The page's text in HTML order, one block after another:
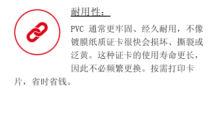
耐用性：
PVC 通常更牢固、经久耐用 ，不像
镀膜纸质证卡很快会损坏、撕裂或
泛黄。这种证卡的使用寿命更长，
因此不必频繁更换。按需打印卡
片，省时省钱。